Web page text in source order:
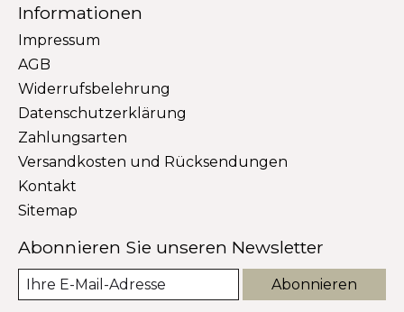
Informationen
Impressum
AGB
Widerrufsbelehrung
Datenschutzerklärung
Zahlungsarten
Versandkosten und Rücksendungen
Kontakt
Sitemap
Abonnieren Sie unseren Newsletter
Abonnieren